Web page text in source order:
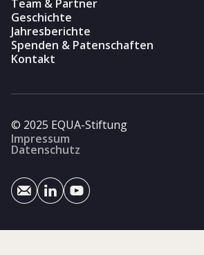
Team & Partner
Geschichte
Jahresberichte
Spenden & Patenschaften
Kontakt
© 2025 EQUA-Stiftung
Impressum
Datenschutz